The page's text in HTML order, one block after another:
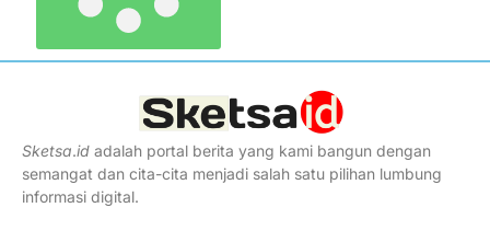
Sketsa.id adalah portal berita yang kami bangun dengan
semangat dan cita-cita menjadi salah satu pilihan lumbung
informasi digital.